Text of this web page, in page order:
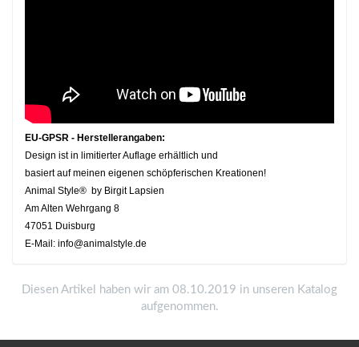
EU-GPSR - Herstellerangaben:
Design ist in limitierter Auflage erhältlich und
basiert auf meinen eigenen schöpferischen Kreationen!
Animal Style® by Birgit Lapsien
Am Alten Wehrgang 8
47051 Duisburg
E-Mail: info@animalstyle.de
Diesen Artikel haben wir am 08.10.2019 in unseren Katalog
aufgenommen.